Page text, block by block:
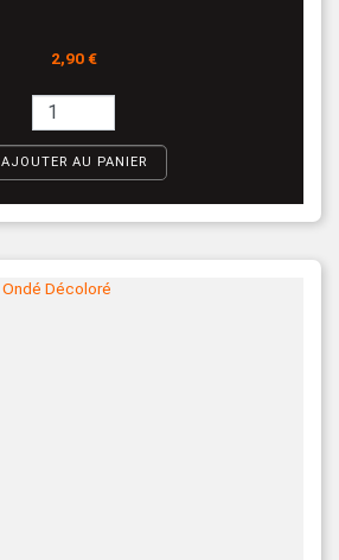
Prix
2,90 €
AJOUTER AU PANIER